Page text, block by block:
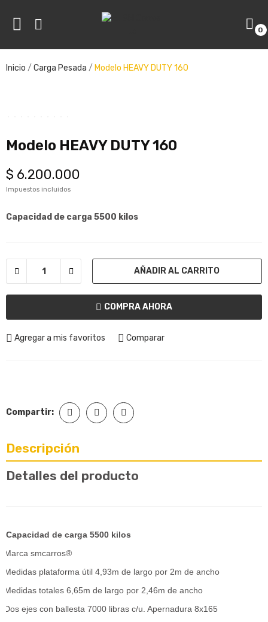
0
Inicio Carga Pesada Modelo HEAVY DUTY 160
Modelo HEAVY DUTY 160
$ 6.200.000
Impuestos incluidos
Capacidad de carga 5500 kilos
AÑADIR AL CARRITO
COMPRA AHORA
Agregar a mis favoritos Comparar
Compartir:
Descripción
Detalles del producto
Capacidad de carga 5500 kilos
Marca smcarros®
Medidas plataforma útil 4,93m de largo por 2m de ancho
Medidas totales 6,65m de largo por 2,46m de ancho
Dos ejes con ballesta 7000 libras c/u. Apernadura 8x165